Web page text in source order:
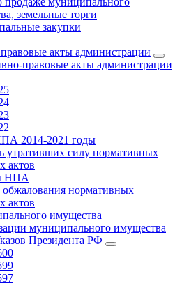
земельные торги
закупки
акты администрации
правовые акты администрации
2014-2021 годы
утративших силу нормативных
актов
НПА
нормативных
актов
имущества
муниципального имущества
Президента РФ